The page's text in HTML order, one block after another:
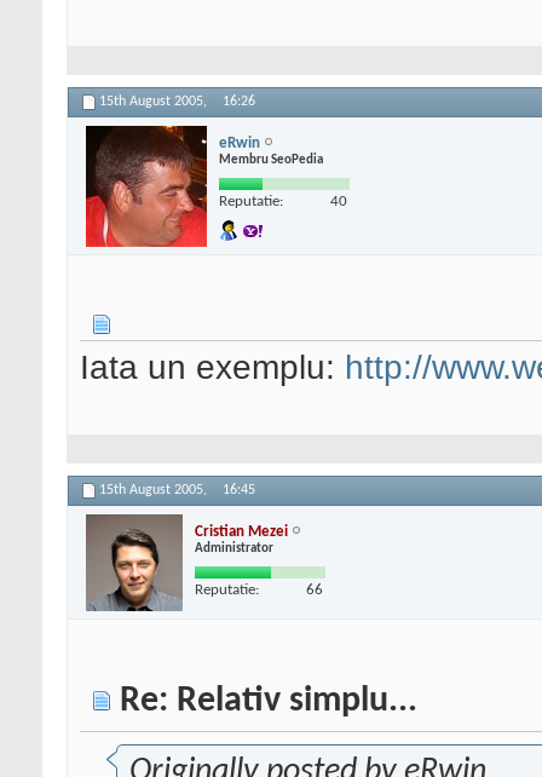
15th August 2005, 16:26
eRwin
Membru SeoPedia
Reputatie: 40
Iata un exemplu: http://
15th August 2005, 16:45
Cristian Mezei
Administrator
Reputatie: 66
Re: Relativ simplu...